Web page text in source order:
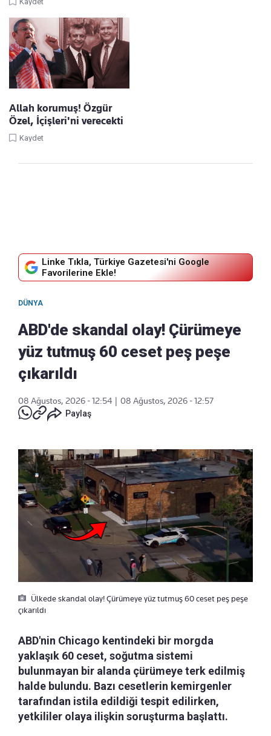
Allah korumuş! Özgür
Özel, İçişleri'ni verecekti
Kaydet
Linke Tıkla, Türkiye Gazetesi'ni Google
Favorilerine Ekle!
DÜNYA
ABD'de skandal olay! Çürümeye
yüz tutmuş 60 ceset peş peşe
çıkarıldı
08 Ağustos, 2026 - 12:54
08 Ağustos, 2026 - 12:57
Paylaş
Ülkede skandal olay! Çürümeye yüz tutmuş 60 ceset peş peşe
çıkarıldı
ABD'nin Chicago kentindeki bir morgda
yaklaşık 60 ceset, soğutma sistemi
bulunmayan bir alanda çürümeye terk edilmiş
halde bulundu. Bazı cesetlerin kemirgenler
tarafından istila edildiği tespit edilirken,
yetkililer olaya ilişkin soruşturma başlattı.